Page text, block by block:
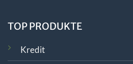
TOP PRODUKTE
Kredit